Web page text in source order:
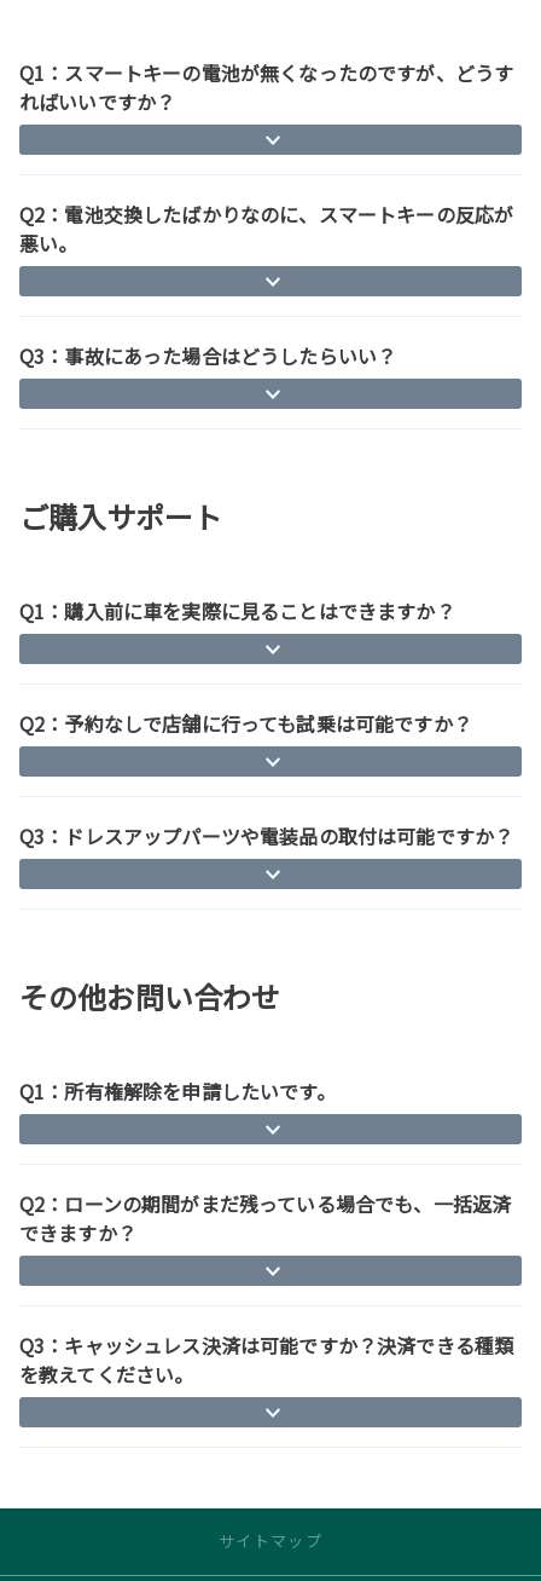
Q1：スマートキーの電池が無くなったのですが、どうす
ればいいですか？
Q2：電池交換したばかりなのに、スマートキーの反応が
悪い。
Q3：事故にあった場合はどうしたらいい？
ご購入サポート
Q1：購入前に車を実際に見ることはできますか？
Q2：予約なしで店舗に行っても試乗は可能ですか？
Q3：ドレスアップパーツや電装品の取付は可能ですか？
その他お問い合わせ
Q1：所有権解除を申請したいです。
Q2：ローンの期間がまだ残っている場合でも、一括返済
できますか？
Q3：キャッシュレス決済は可能ですか？決済できる種類
を教えてください。
サイトマップ